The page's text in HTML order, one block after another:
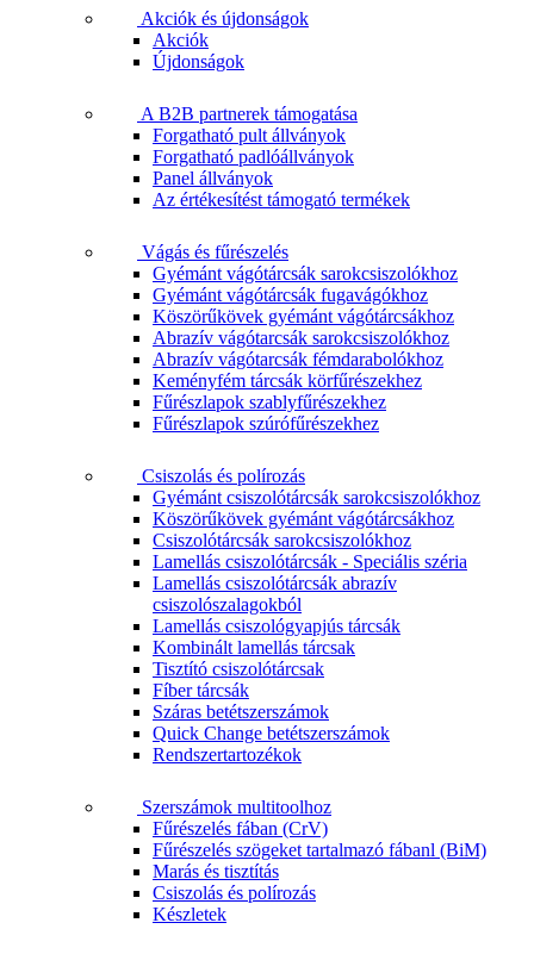
Akciók és újdonságok
Akciók
Újdonságok
A B2B partnerek támogatása
Forgatható pult állványok
Forgatható padlóállványok
Panel állványok
Az értékesítést támogató termékek
Vágás és fűrészelés
Gyémánt vágótárcsák sarokcsiszolókhoz
Gyémánt vágótárcsák fugavágókhoz
Köszörűkövek gyémánt vágótárcsákhoz
Abrazív vágótarcsák sarokcsiszolókhoz
Abrazív vágótarcsák fémdarabolókhoz
Keményfém tárcsák körfűrészekhez
Fűrészlapok szablyfűrészekhez
Fűrészlapok szúrófűrészekhez
Csiszolás és polírozás
Gyémánt csiszolótárcsák sarokcsiszolókhoz
Köszörűkövek gyémánt vágótárcsákhoz
Csiszolótárcsák sarokcsiszolókhoz
Lamellás csiszolótárcsák - Speciális széria
Lamellás csiszolótárcsák abrazív
csiszolószalagokból
Lamellás csiszológyapjús tárcsák
Kombinált lamellás tárcsak
Tisztító csiszolótárcsak
Fíber tárcsák
Száras betétszerszámok
Quick Change betétszerszámok
Rendszertartozékok
Szerszámok multitoolhoz
Fűrészelés fában (CrV)
Fűrészelés szögeket tartalmazó fábanl (BiM)
Marás és tisztítás
Csiszolás és polírozás
Készletek